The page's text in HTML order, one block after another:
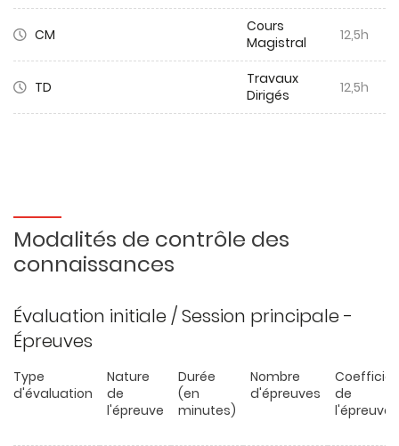
CM
Cours
Magistral
12,5h
TD
Travaux
Dirigés
12,5h
Modalités de contrôle des
connaissances
Évaluation initiale / Session principale -
Épreuves
Type
d'évaluation
Nature
de
l'épreuve
Durée
(en
minutes)
Nombre
d'épreuves
de
l'épreuve